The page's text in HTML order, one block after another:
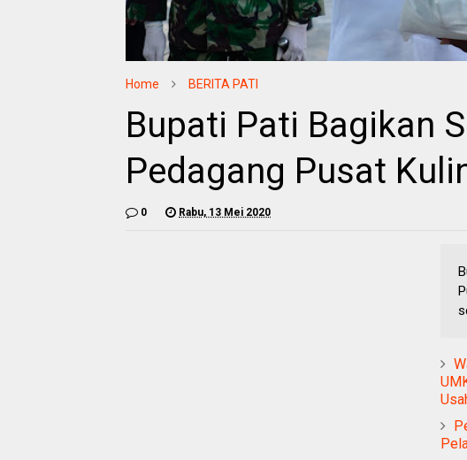
Home BERITA PATI
Bupati Pati Bagikan
Pedagang Pusat
0 Rabu, 13 Mei 2020